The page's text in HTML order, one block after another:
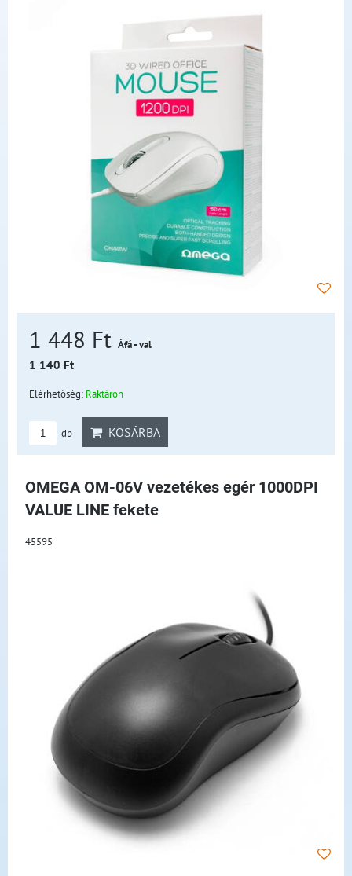
1 448 Ft Áfá - val
1 140 Ft
Elérhetőség: Raktáron
db KOSÁRBA
OMEGA OM-06V vezetékes egér 1000DPI
VALUE LINE fekete
45595